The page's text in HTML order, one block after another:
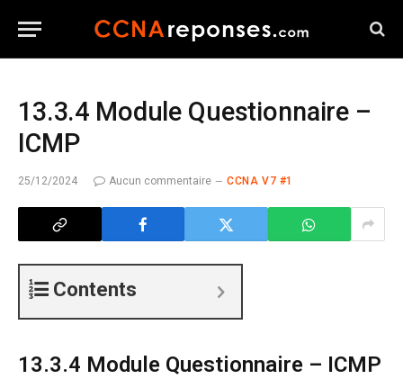
13.3.4 Module Questionnaire –
ICMP
25/12/2024 Aucun commentaire CCNA V7 #1
Contents
13.3.4 Module Questionnaire – ICMP